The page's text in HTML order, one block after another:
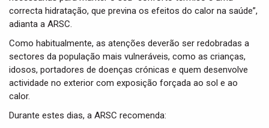
correcta hidratação, que previna os efeitos do calor na saúde”,
adianta a ARSC.
Como habitualmente, as atenções deverão ser redobradas a
sectores da população mais vulneráveis, como as crianças,
idosos, portadores de doenças crónicas e quem desenvolve
actividade no exterior com exposição forçada ao sol e ao
calor.
Durante estes dias, a ARSC recomenda: